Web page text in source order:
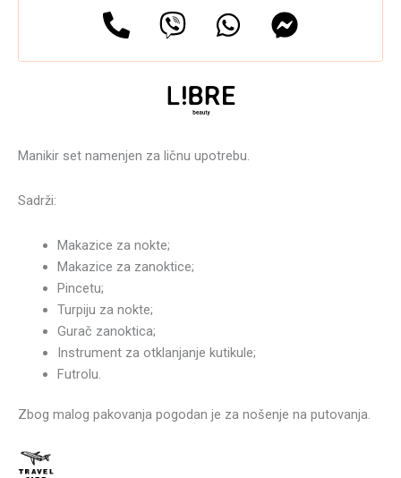
Manikir set namenjen za ličnu upotrebu.
Sadrži:
Makazice za nokte;
Makazice za zanoktice;
Pincetu;
Turpiju za nokte;
Gurač zanoktica;
Instrument za otklanjanje kutikule;
Futrolu.
Zbog malog pakovanja pogodan je za nošenje na putovanja.